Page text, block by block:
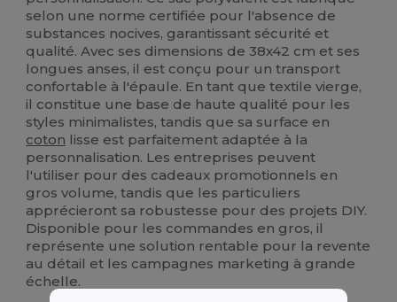
selon une norme certifiée pour l'absence de
substances nocives, garantissant sécurité et
qualité. Avec ses dimensions de 38x42 cm et ses
longues anses, il est conçu pour un transport
confortable à l'épaule. En tant que textile vierge,
il constitue une base de haute qualité pour les
styles minimalistes, tandis que sa surface en
coton lisse est parfaitement adaptée à la
personnalisation. Les entreprises peuvent
l'utiliser pour des cadeaux promotionnels en
gros volume, tandis que les particuliers
apprécieront sa robustesse pour des projets DIY.
Disponible pour les commandes en gros, il
représente une solution rentable pour la revente
au détail et les campagnes marketing à grande
échelle.